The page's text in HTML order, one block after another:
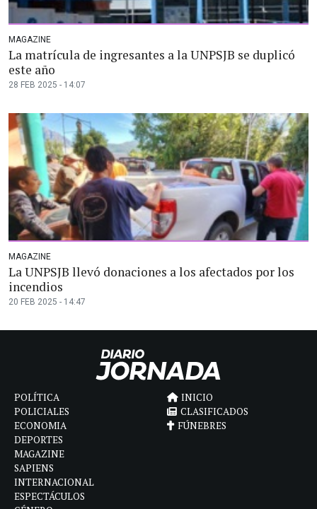
MAGAZINE
La matrícula de ingresantes a la UNPSJB se duplicó
este año
28 FEB 2025 - 14:07
MAGAZINE
La UNPSJB llevó donaciones a los afectados por los
incendios
20 FEB 2025 - 14:47
POLÍTICA
POLICIALES
ECONOMIA
DEPORTES
MAGAZINE
SAPIENS
INTERNACIONAL
ESPECTÁCULOS
INICIO
CLASIFICADOS
FÚNEBRES